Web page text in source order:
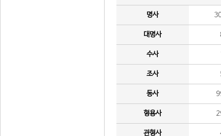
명사
대명사
수사
조사
동사
형용사
관형사